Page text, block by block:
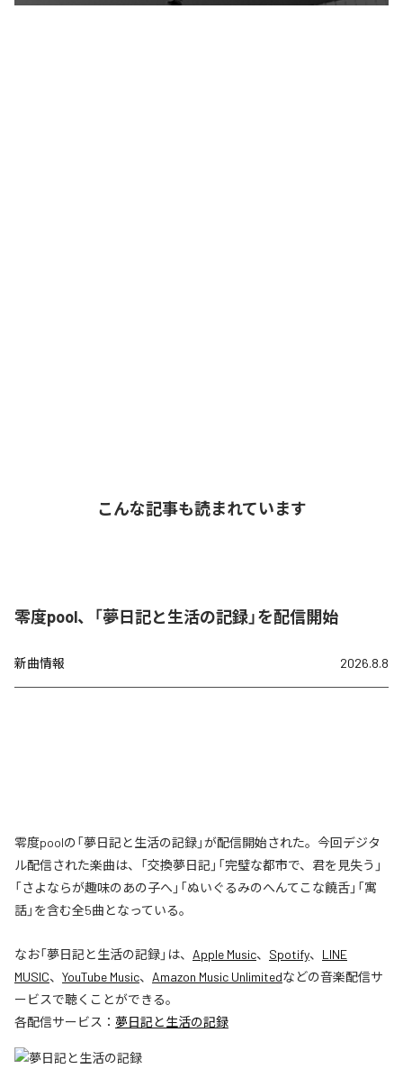
こんな記事も読まれています
零度pool、「夢日記と生活の記録」を配信開始
新曲情報 2026.8.8
零度poolの「夢日記と生活の記録」が配信開始された。今回デジタ
ル配信された楽曲は、「交換夢日記」「完璧な都市で、君を見失う」
「さよならが趣味のあの子へ」「ぬいぐるみのへんてこな饒舌」「寓
話」を含む全5曲となっている。
なお「夢日記と生活の記録」は、 Apple Music、 Spotify、 LINE
MUSIC、 YouTube Music、 Amazon Music Unlimitedなどの音楽配信サ
ービスで聴くことができる。
各配信サービス： 夢日記と生活の記録